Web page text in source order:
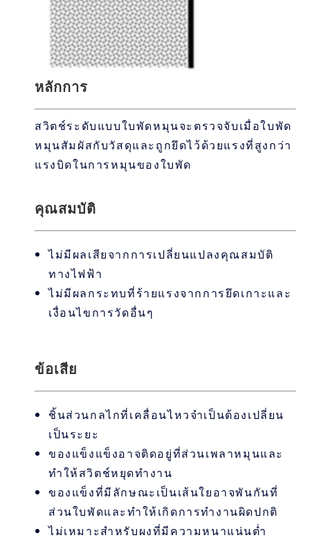
หลักการ
สวิตช์ระดับแบบใบพัดหมุนจะตรวจจับเมื่อใบพัด
หมุนสัมผัสกับวัสดุและถูกยึดไว้ด้วยแรงที่สูงกว่า
แรงบิดในการหมุนของใบพัด
คุณสมบัติ
ไม่มีผลเสียจากการเปลี่ยนแปลงคุณสมบัติ
ทางไฟฟ้า
ไม่มีผลกระทบที่ร้ายแรงจากการยึดเกาะและ
เงื่อนไขการวัดอื่นๆ
ข้อเสีย
ชิ้นส่วนกลไกที่เคลื่อนไหวจำเป็นต้องเปลี่ยน
เป็นระยะ
ของแข็งแข็งอาจติดอยู่ที่ส่วนเพลาหมุนและ
ทำให้สวิตช์หยุดทำงาน
ของแข็งที่มีลักษณะเป็นเส้นใยอาจพันกันที่
ส่วนใบพัดและทำให้เกิดการทำงานผิดปกติ
ไม่เหมาะสำหรับผงที่มีความหนาแน่นต่ำ